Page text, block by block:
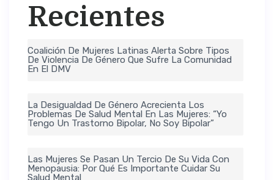
Recientes
Coalición De Mujeres Latinas Alerta Sobre Tipos
De Violencia De Género Que Sufre La Comunidad
En El DMV
La Desigualdad De Género Acrecienta Los
Problemas De Salud Mental En Las Mujeres: “Yo
Tengo Un Trastorno Bipolar, No Soy Bipolar”
Las Mujeres Se Pasan Un Tercio De Su Vida Con
Menopausia: Por Qué Es Importante Cuidar Su
Salud Mental